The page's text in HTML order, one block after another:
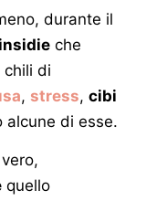
durante il
che
chili di
, stress, cibi
alcune di esse.
quello